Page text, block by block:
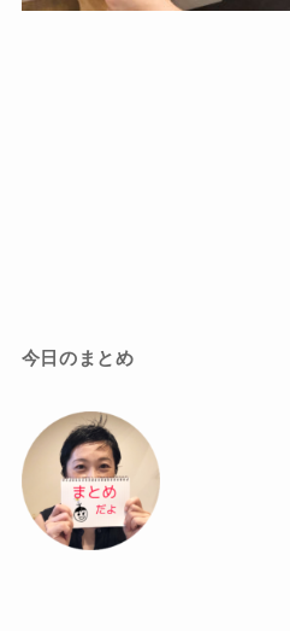
今日のまとめ